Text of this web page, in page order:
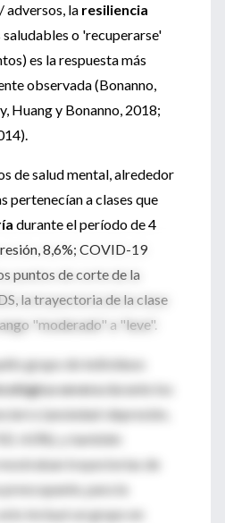
adversos, la resiliencia
o 'recuperarse'
es la respuesta más
observada (Bonanno,
Huang y Bonanno, 2018;
de salud mental, alrededor
pertenecían a clases que
durante el período de 4
8,6%; COVID-19
puntos de corte de la
la trayectoria de la clase
"moderado" a "leve".
grupo de individuos
severadurante los
(ansiedad-depresión,
4.0%), y también
trayectorias de
para la
incluyó un grupo en